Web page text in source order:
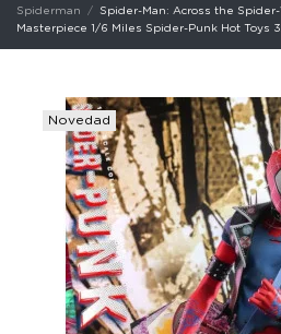
Spiderman
Spider-Man: Across the
Masterpiece 1/6 Miles Spider-Punk Hot Toys
Novedad